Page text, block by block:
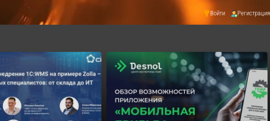
Войти Регистрация